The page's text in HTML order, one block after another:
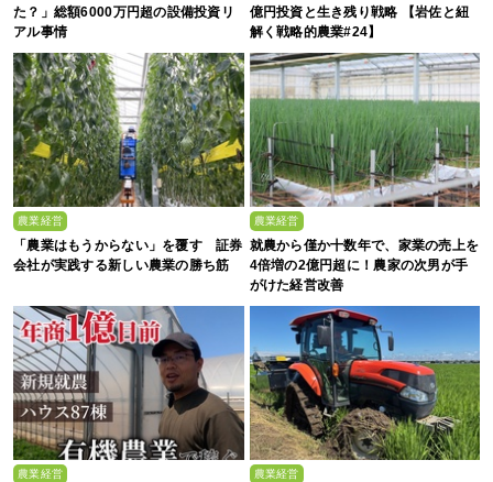
た？」総額6000万円超の設備投資リ
アル事情
億円投資と生き残り戦略 【岩佐と紐
解く戦略的農業#24】
農業経営
「農業はもうからない」を覆す 証券
会社が実践する新しい農業の勝ち筋
農業経営
就農から僅か十数年で、家業の売上を
4倍増の2億円超に！農家の次男が手
がけた経営改善
農業経営 農業経営